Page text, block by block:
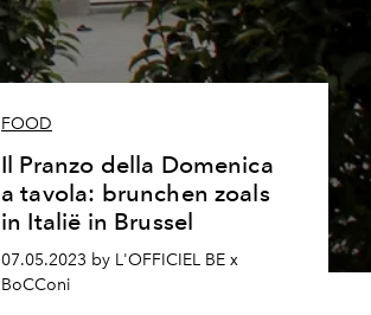
FOOD
Il Pranzo della Domenica
a tavola: brunchen zoals
in Italië in Brussel
07.05.2023 by L'OFFICIEL BE x
BoCConi